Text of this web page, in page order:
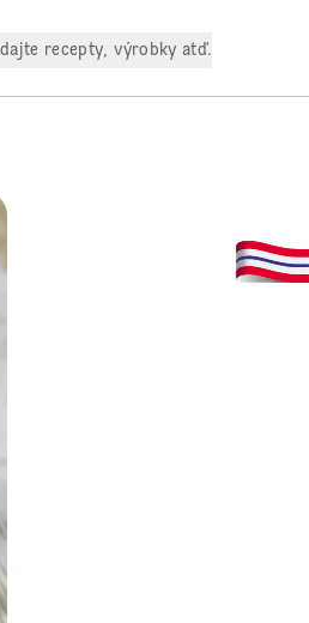
recepty, výrobky atď.